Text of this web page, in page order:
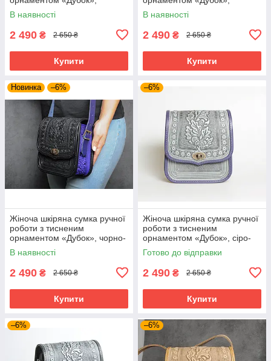
бірюзова сумка з натуральної
шкіри, 20*21*8 см
В наявності
2 490 ₴ 2 650 ₴
Купити
фіолетово-чорна сумка з
натуральної шкіри, 20*21*8
В наявності
2 490 ₴ 2 650 ₴
Купити
Новинка –6%
Жіноча шкіряна сумка ручної
роботи з тисненим
орнаментом «Дубок», чорно-
ультрамаринова сумка з
натуральної шкіри, 20*21*8
В наявності
2 490 ₴ 2 650 ₴
Купити
–6%
Жіноча шкіряна сумка ручної
роботи з тисненим
орнаментом «Дубок», сіро-
ультрамаринова сумка з
натуральної шкіри, 20*21*8
Готово до відправки
2 490 ₴ 2 650 ₴
Купити
–6% –6%